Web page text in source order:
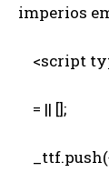
imperios
<script
= || [];